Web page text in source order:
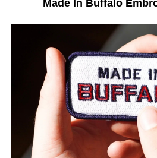
Made In Buffalo